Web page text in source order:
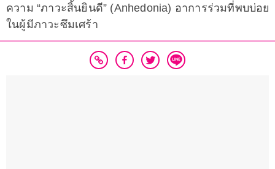
ความ “ภาวะสิ้นยินดี” (Anhedonia) อาการร่วมที่พบบ่อย
ในผู้มีภาวะซึมเศร้า